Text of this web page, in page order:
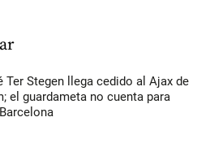
Ter Stegen llega cedido al Ajax de
el guardameta no cuenta para